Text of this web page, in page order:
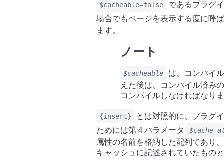
$cacheable=false
であるプラグ
場合でもページを表示する度に呼
ます。
ノート
$cacheable
は、コンパイ
えた後は、コンパイル済み
コンパイルしなければなり
{insert}
とは対照的に、プラグ
ためには第４パラメータ
属性の名前を格納した配列であり
キャッシュに記述されていたもの